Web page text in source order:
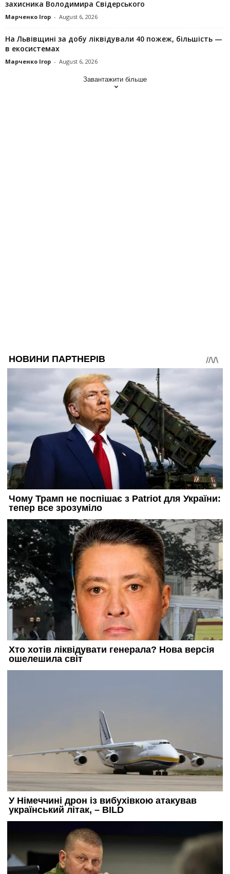
захисника Володимира Свідерського
Марченко Ігор - August 6, 2026
На Львівщині за добу ліквідували 40 пожеж, більшість —
в екосистемах
Марченко Ігор - August 6, 2026
Завантажити більше